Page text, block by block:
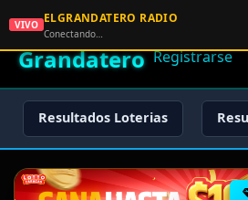
🌟 El
Grandatero Registrarse
Resultados Loterias
VIVO ELGRANDATERO RADIO
Conectando…